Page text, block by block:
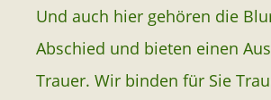
Und auch hier gehören die
Abschied und bieten einen
Trauer. Wir binden für Sie